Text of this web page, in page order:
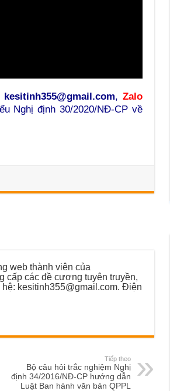
kesitinh355@gmail.com, Zalo
Nghị định 30/2020/NĐ-CP về
web thành viên của
cấp các đề cương tuyên truyền,
kesitinh355@gmail.com. Điện
Tiếp theo
Bộ câu hỏi trắc nghiệm Nghị
định 34/2016/NĐ-CP hướng dẫn
Luật Ban hành văn bản QPPL